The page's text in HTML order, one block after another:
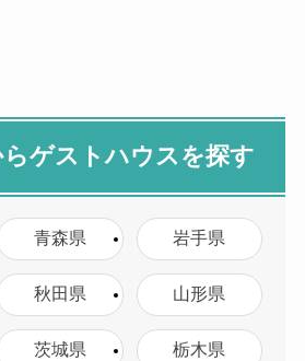
ゲストハウスを探す
青森県 岩手県
秋田県 山形県
茨城県 栃木県